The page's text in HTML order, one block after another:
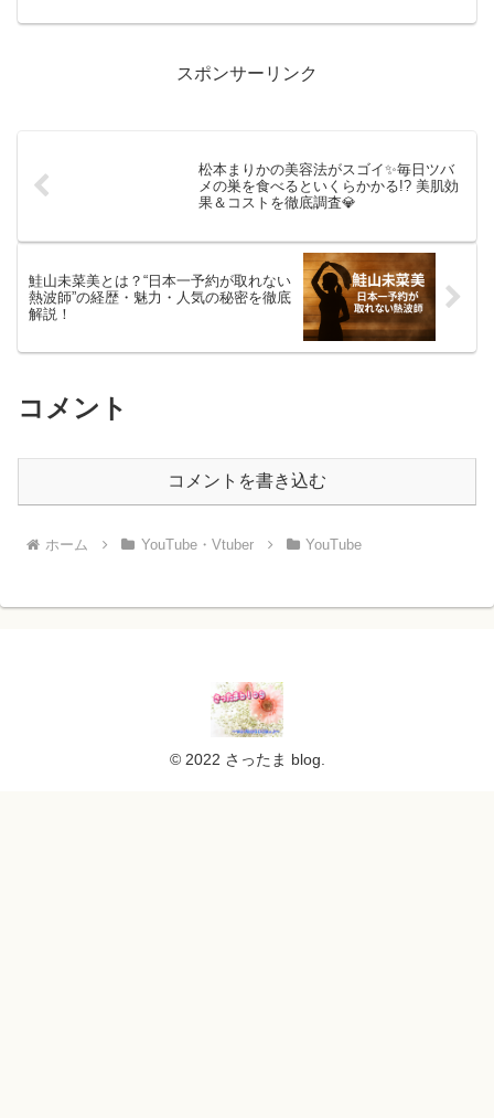
スポンサーリンク
松本まりかの美容法がスゴイ✨毎日ツバ
メの巣を食べるといくらかかる!? 美肌効
果＆コストを徹底調査💎
鮭山未菜美とは？“日本一予約が取れない
熱波師”の経歴・魅力・人気の秘密を徹底
解説！
コメント
コメントを書き込む
ホーム YouTube・Vtuber YouTube
© 2022 さったま blog.